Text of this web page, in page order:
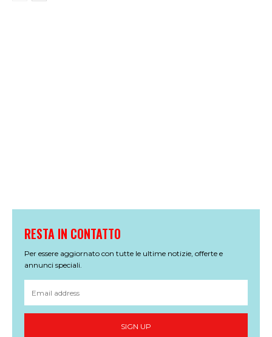
RESTA IN CONTATTO
Per essere aggiornato con tutte le ultime notizie, offerte e
annunci speciali.
SIGN UP